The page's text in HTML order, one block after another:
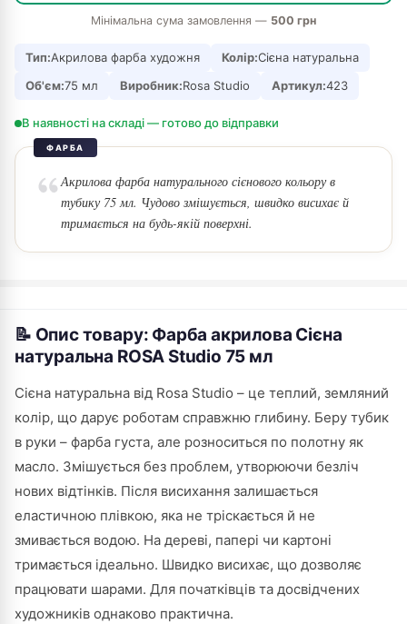
Мінімальна сума замовлення — 500 грн
Тип:Акрилова фарба художня Колір:Сієна натуральна
Об'єм:75 мл Виробник:Rosa Studio Артикул:423
В наявності на складі — готово до відправки
ФАРБА
Акрилова фарба натурального сієнового кольору в
тубику 75 мл. Чудово змішується, швидко висихає й
тримається на будь-якій поверхні.
📝 Опис товару: Фарба акрилова Сієна
натуральна ROSA Studio 75 мл
Сієна натуральна від Rosa Studio – це теплий, земляний
колір, що дарує роботам справжню глибину. Беру тубик
в руки – фарба густа, але розноситься по полотну як
масло. Змішується без проблем, утворюючи безліч
нових відтінків. Після висихання залишається
еластичною плівкою, яка не тріскається й не
змивається водою. На дереві, папері чи картоні
тримається ідеально. Швидко висихає, що дозволяє
працювати шарами. Для початківців та досвідчених
художників однаково практична.